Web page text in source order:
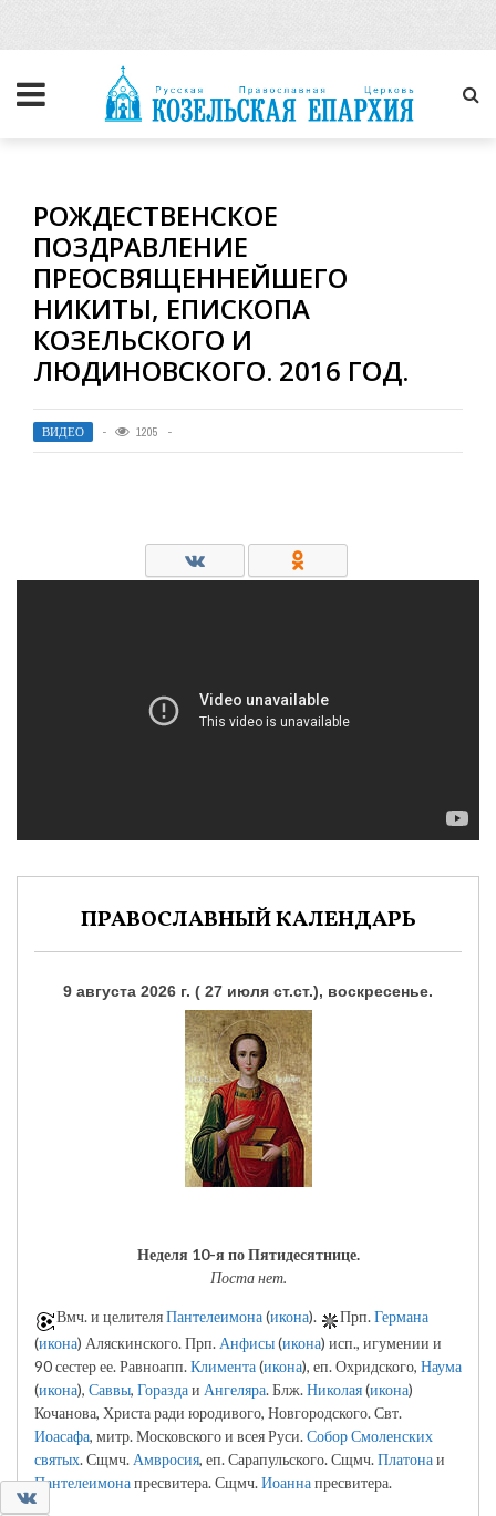
0
РОЖДЕСТВЕНСКОЕ
ПОЗДРАВЛЕНИЕ
ПРЕОСВЯЩЕННЕЙШЕГО
НИКИТЫ, ЕПИСКОПА
КОЗЕЛЬСКОГО И
ЛЮДИНОВСКОГО. 2016 ГОД.
ВИДЕО 1205
ПРАВОСЛАВНЫЙ КАЛЕНДАРЬ
9 августа 2026 г. ( 27 июля ст.ст.), воскресенье.
Неделя 10-я по Пятидесятнице.
Поста нет.
Вмч. и целителяПантелеимона(икона). Прп.Германа
(икона) Аляскинского. Прп. Анфисы(икона) исп., игумении и
90 сестер ее. Равноапп.Климента(икона), еп. Охридского, Наума
(икона), Саввы, Гораздаи Ангеляра. Блж.Николая(икона)
Кочанова, Христа ради юродивого, Новгородского. Свт.
Иоасафа, митр. Московского и всея Руси.Собор Смоленских
святых. Сщмч. Амвросия, еп. Сарапульского. Сщмч.Платонаи
Пантелеимонапресвитера. Сщмч.Иоаннапресвитера.